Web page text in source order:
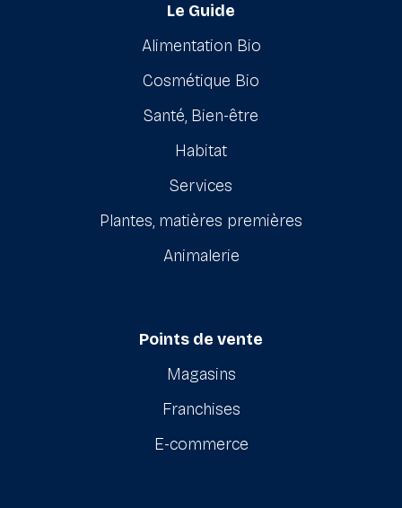
Le Guide
Alimentation Bio
Cosmétique Bio
Santé, Bien-être
Habitat
Services
Plantes, matières premières
Animalerie
Points de vente
Magasins
Franchises
E-commerce